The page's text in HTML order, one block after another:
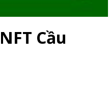
Cầu